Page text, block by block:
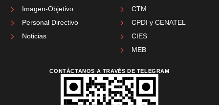
Imagen-Objetivo
Personal Directivo
Noticias
CTM
CPDI y CENATEL
CIES
MEB
CONTÁCTANOS A TRAVÉS DE TELEGRAM